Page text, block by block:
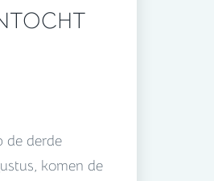
de derde
komen de